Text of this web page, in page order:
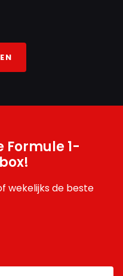
1-
wekelijks de beste